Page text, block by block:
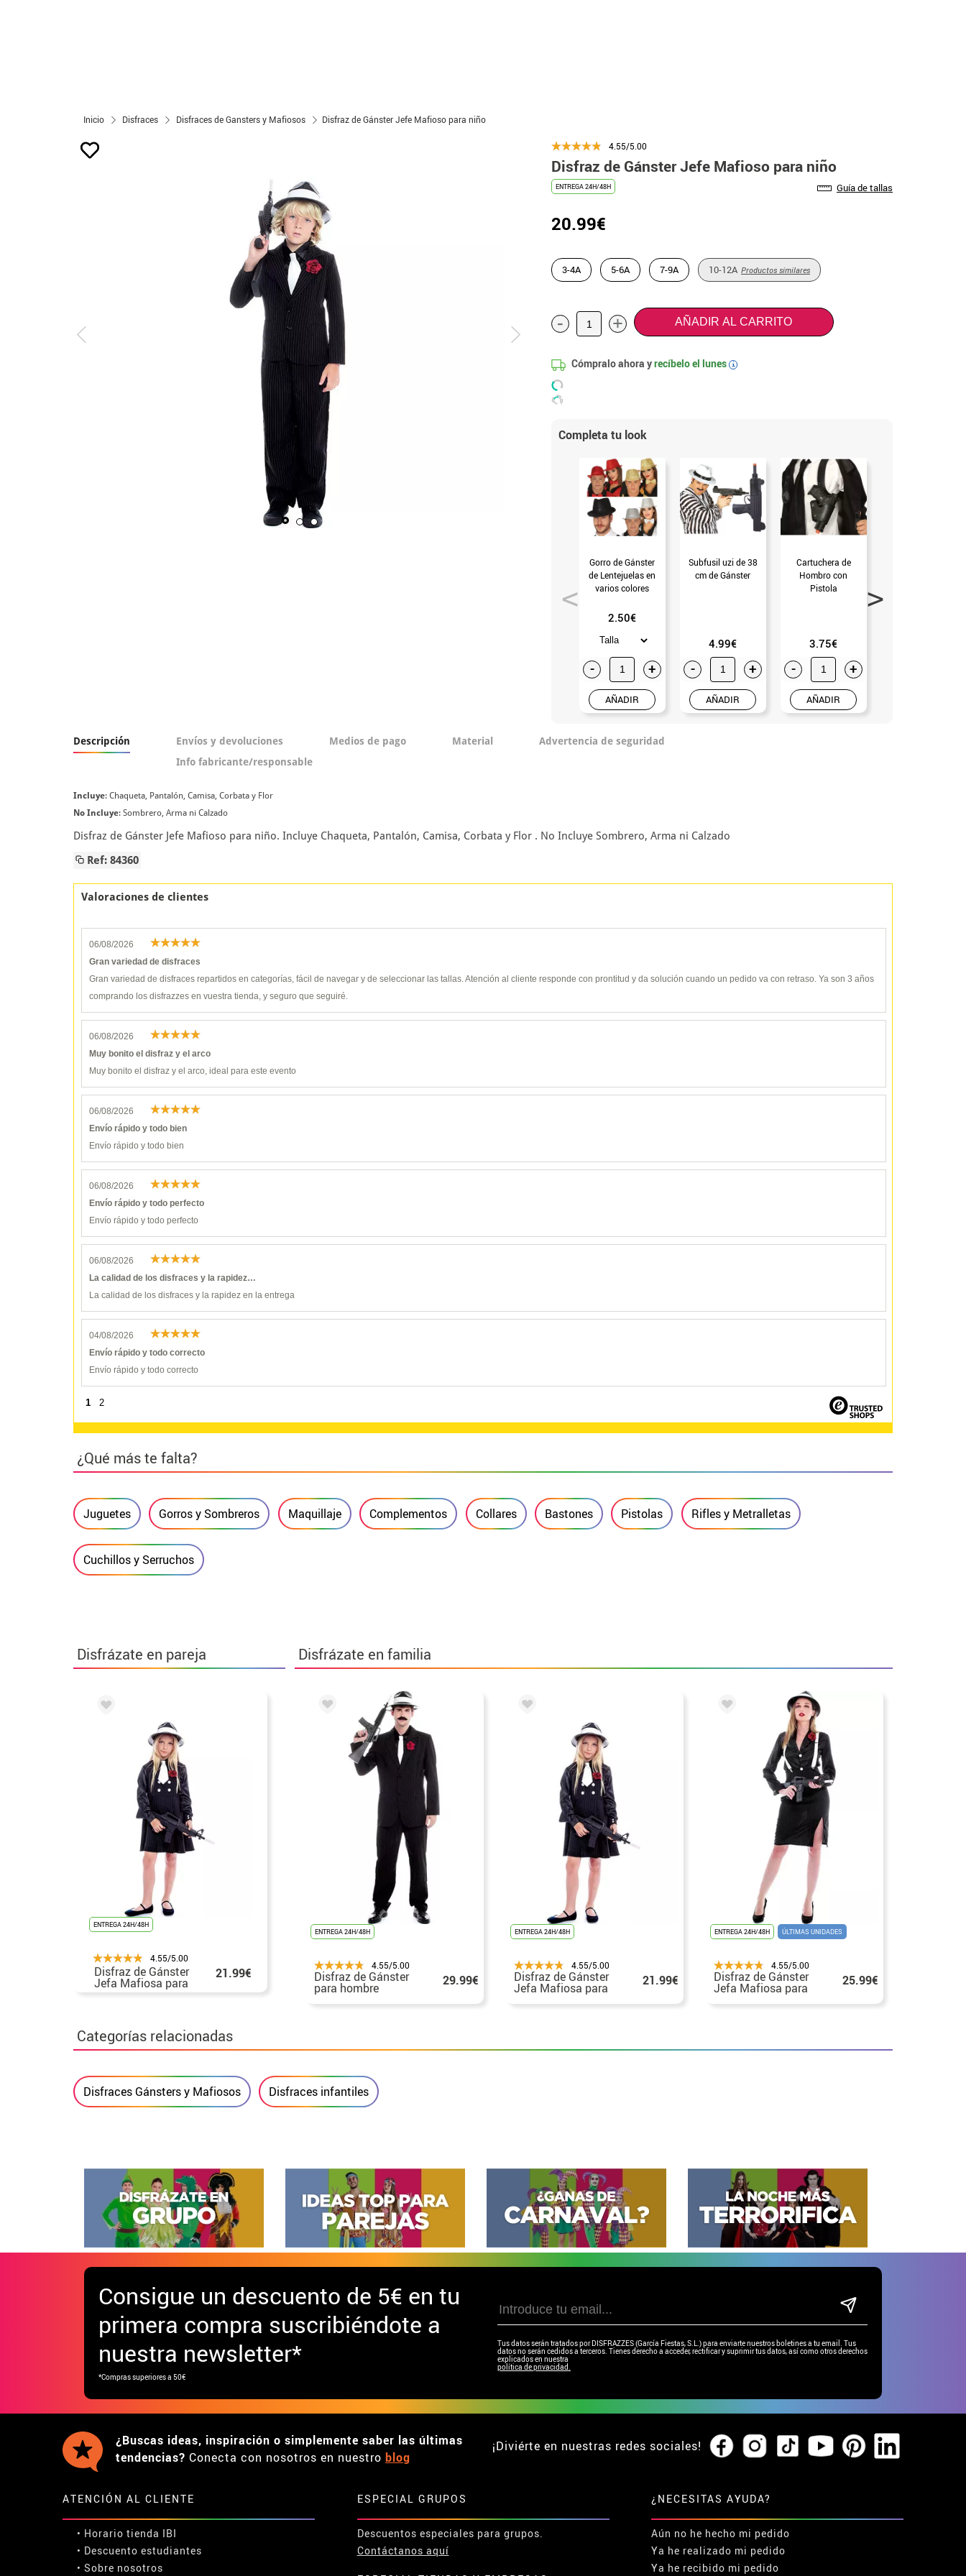
Inicio Disfraces Disfraces de Gansters y Mafiosos Disfraz de Gánster Jefe Mafioso para niño
4.55/5.00
Disfraz de Gánster Jefe Mafioso para niño
ENTREGA 24H/48H Guía de tallas
20.99€
3-4A 5-6A 7-9A 10-12A Productos similares
- + AÑADIR AL CARRITO
Cómpralo ahora yrecíbelo el lunes i
Completa tu look
Gorro de Gánster
de Lentejuelas en
varios colores
2.50€
- +
AÑADIR
Subfusil uzi de 38
cm de Gánster
4.99€
- +
AÑADIR
Cartuchera de
Hombro con
Pistola
3.75€
- +
AÑADIR
Descripción Envíos y devoluciones Medios de pago Material
Advertencia de seguridad
Info fabricante/responsable
Incluye: Chaqueta, Pantalón, Camisa, Corbata y Flor
No Incluye: Sombrero, Arma ni Calzado
Disfraz de Gánster Jefe Mafioso para niño. Incluye Chaqueta, Pantalón, Camisa, Corbata y Flor . No Incluye Sombrero, Arma ni Calzado
Ref: 84360
Valoraciones de clientes
06/08/2026
Gran variedad de disfraces
Gran variedad de disfraces repartidos en categorías, fácil de navegar y de seleccionar las tallas. Atención al cliente responde con prontitud y da solución cuando un pedido va con retraso. Ya son 3 años
comprando los disfrazzes en vuestra tienda, y seguro que seguiré.
06/08/2026
Muy bonito el disfraz y el arco
Muy bonito el disfraz y el arco, ideal para este evento
06/08/2026
Envío rápido y todo bien
Envío rápido y todo bien
06/08/2026
Envío rápido y todo perfecto
Envío rápido y todo perfecto
06/08/2026
La calidad de los disfraces y la rapidez…
La calidad de los disfraces y la rapidez en la entrega
04/08/2026
Envío rápido y todo correcto
Envío rápido y todo correcto
1 2
¿Qué más te falta?
Juguetes Gorros y Sombreros Maquillaje Complementos Collares Bastones Pistolas Rifles y Metralletas
Cuchillos y Serruchos
Disfrázate en pareja
ENTREGA 24H/48H
4.55/5.00
Disfraz de Gánster
Jefa Mafiosa para
niña
21.99€
Disfrázate en familia
ENTREGA 24H/48H
4.55/5.00
Disfraz de Gánster
para hombre 29.99€
ENTREGA 24H/48H
4.55/5.00
Disfraz de Gánster
Jefa Mafiosa para 21.99€
ENTREGA 24H/48H ÚLTIMAS UNIDADES
4.55/5.00
Disfraz de Gánster
Jefa Mafiosa para 25.99€
Categorías relacionadas
Disfraces Gánsters y Mafiosos Disfraces infantiles
Consigue un descuento de 5€ en tu
primera compra suscribiéndote a
nuestra newsletter*
*Compras superiores a 50€
Tus datos serán tratados por DISFRAZZES (García Fiestas, S.L.) para enviarte nuestros boletines a tu email. Tus
datos no serán cedidos a terceros. Tienes derecho a acceder, rectificar y suprimir tus datos, así como otros derechos
explicados en nuestra
política de privacidad.
¿Buscas ideas, inspiración o simplemente saber las últimas
tendencias? Conecta con nosotros en nuestro blog
¡Diviérte en nuestras redes sociales!
ATENCIÓN AL CLIENTE
• Horario tienda IBI
• Descuento estudiantes
• Sobre nosotros
ESPECIAL GRUPOS
Descuentos especiales para grupos.
Contáctanos aquí
¿NECESITAS AYUDA?
Aún no he hecho mi pedido
Ya he realizado mi pedido
Ya he recibido mi pedido